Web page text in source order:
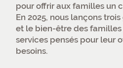
pour offrir aux familles un
En 2025, nous lançons
et le bien-être des
services pensés pour leur
besoins.